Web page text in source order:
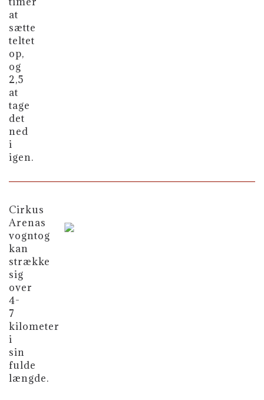
at
sætte
teltet
op,
og
2,5
at
tage
det
ned
i
igen.
Cirkus
Arenas
vogntog
kan
strække
sig
over
4-
7
kilometer
i
sin
fulde
længde.